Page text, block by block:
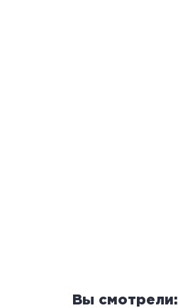
Вы смотрели: